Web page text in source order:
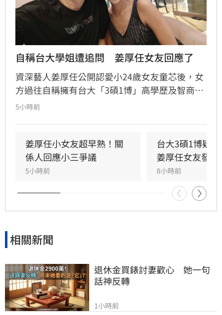
自稱台大學姐遭追問　姜厚任女友回應了
資深藝人姜厚任公開認愛小24歲女友童芯後，女
方過往自稱擁有台大「3碩1博」高學歷及智商
146等背景引發外界高度質疑。童芯日前於社群
件，導致話題持續發酵，網友針對其學歷真實性
仍存有諸多疑問。面對女友身陷輿論風波，姜厚
任展現力挺態度，笑稱兩人的戀情已像偵探片，
5小時前
姜厚任小女友超早熟！關
係人回應小三爭議
5小時前
台大3碩1博疑
姜厚任女友發聲
8小時前
相關新聞
退休金買錶討妻歡心　她一句
話神反轉
1小時前